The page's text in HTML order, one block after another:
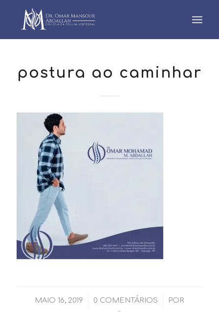
postura ao caminhar
MAIO 16, 2019
/ 0 COMENTÁRIOS
/ POR